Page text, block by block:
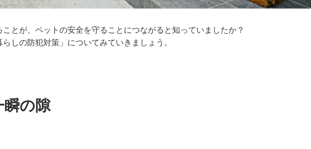
ことが、ペットの安全を守ることにつながると知っていましたか？
しの防犯対策」についてみていきましょう。
瞬の隙